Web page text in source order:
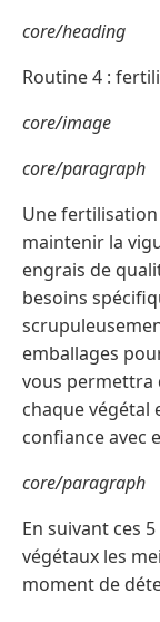
core/heading
Routine 4 :
core/image
core/paragraph
Une
maintenir la
engrais de
besoins
emballages
vous permettra
chaque végétal
confiance avec
core/paragraph
En suivant ces
végétaux les
moment de